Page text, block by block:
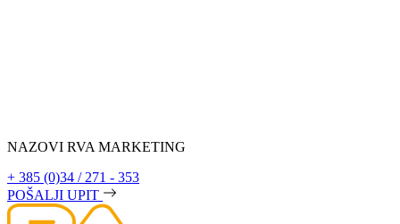
NAZOVI RVA MARKETING
+ 385 (0)34 / 271 - 353
POŠALJI UPIT